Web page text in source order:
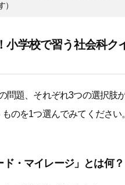
小学校で習う社会科ク
問題、それぞれ3つの選択肢
のを1つ選んでみてください
ド・マイレージ」とは何？